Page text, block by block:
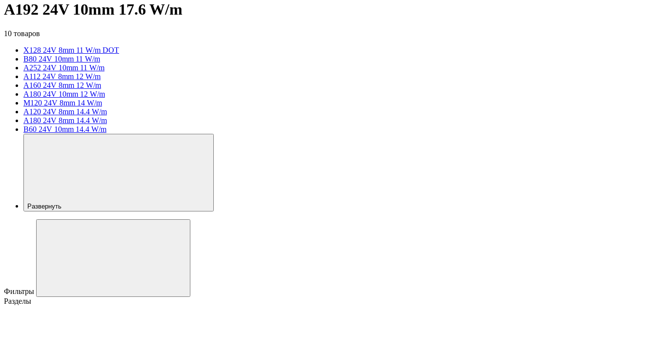
A192 24V 10mm 17.6 W/m
10 товаров
X128 24V 8mm 11 W/m DOT
B80 24V 10mm 11 W/m
A252 24V 10mm 11 W/m
A112 24V 8mm 12 W/m
A160 24V 8mm 12 W/m
A180 24V 10mm 12 W/m
M120 24V 8mm 14 W/m
A120 24V 8mm 14.4 W/m
A180 24V 8mm 14.4 W/m
B60 24V 10mm 14.4 W/m
Развернуть
Фильтры
Разделы